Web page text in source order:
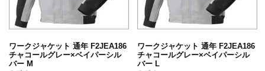
ワークジャケット 通年 F2JEA186
チャコールグレー×ベイパーシル
バー M
ワークジャケット 通年 F2JEA186
チャコールグレー×ベイパーシル
バー L